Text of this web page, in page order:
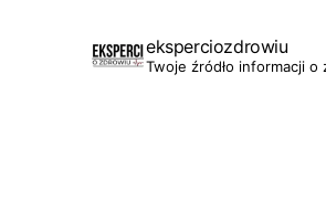
eksperciozdrowiu
Twoje źródło informacji o